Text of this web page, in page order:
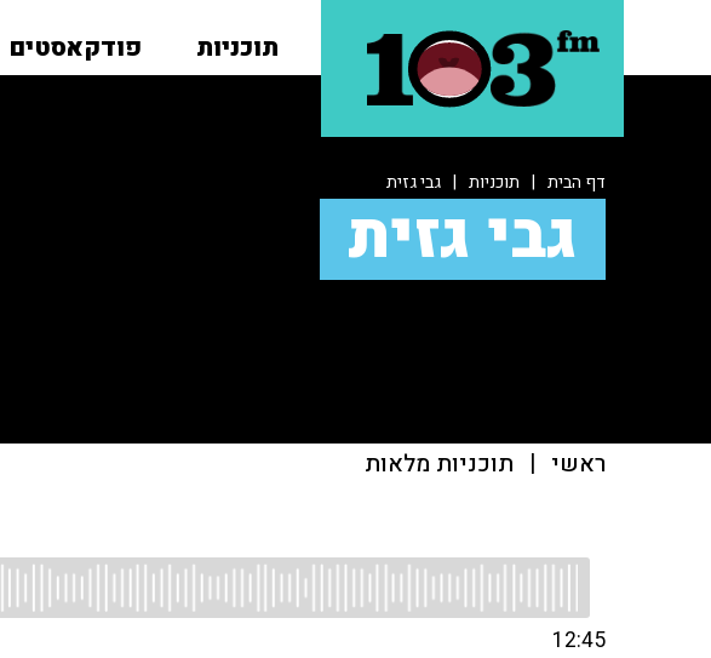
תוכניות פודקאסטים
דף הבית | תוכניות | גבי גזית
גבי גזית
ראשי | תוכניות מלאות
12:45